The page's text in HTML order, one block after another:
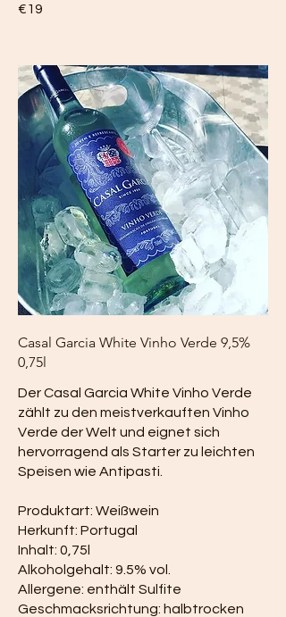
€19
Casal Garcia White Vinho Verde 9,5%
0,75l
Der Casal Garcia White Vinho Verde
zählt zu den meistverkauften Vinho
Verde der Welt und eignet sich
hervorragend als Starter zu leichten
Speisen wie Antipasti.
Produktart: Weißwein
Herkunft: Portugal
Inhalt: 0,75l
Alkoholgehalt: 9.5% vol.
Allergene: enthält Sulfite
Geschmacksrichtung: halbtrocken